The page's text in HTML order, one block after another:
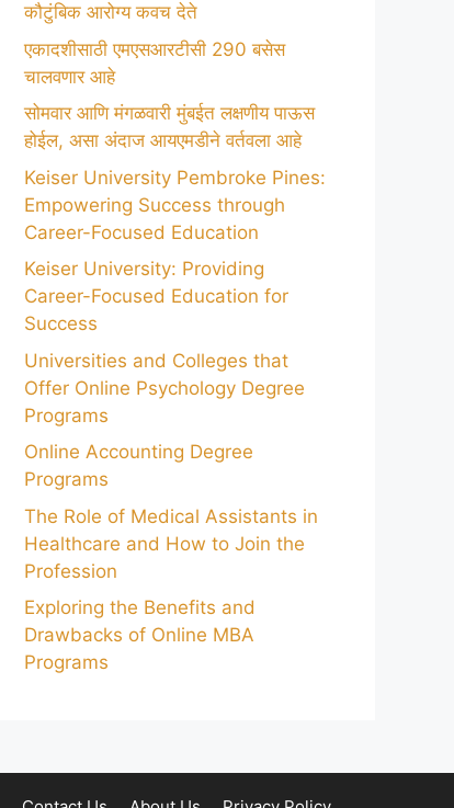
कौटुंबिक आरोग्य कवच देते
एकादशीसाठी एमएसआरटीसी 290 बसेस
चालवणार आहे
सोमवार आणि मंगळवारी मुंबईत लक्षणीय पाऊस
होईल, असा अंदाज आयएमडीने वर्तवला आहे
Keiser University Pembroke Pines:
Empowering Success through
Career-Focused Education
Keiser University: Providing
Career-Focused Education for
Success
Universities and Colleges that
Offer Online Psychology Degree
Programs
Online Accounting Degree
Programs
The Role of Medical Assistants in
Healthcare and How to Join the
Profession
Exploring the Benefits and
Drawbacks of Online MBA
Programs